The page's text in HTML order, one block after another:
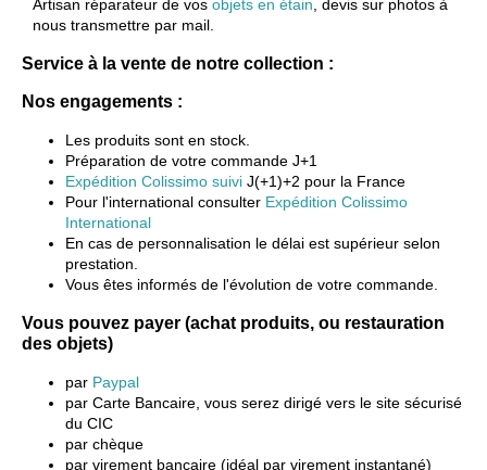
Artisan réparateur de vos objets en étain , devis sur photos à
nous transmettre par mail.
Service à la vente de notre collection :
Nos engagements :
Les produits sont en stock.
Préparation de votre commande J+1
Expédition Colissimo suivi J(+1)+2 pour la France
Pour l'international consulter Expédition Colissimo
International
En cas de personnalisation le délai est supérieur selon
prestation.
Vous êtes informés de l'évolution de votre commande.
Vous pouvez payer (achat produits, ou restauration
des objets)
par Paypal
par Carte Bancaire, vous serez dirigé vers le site sécurisé
du CIC
par chèque
par virement bancaire (idéal par virement instantané)